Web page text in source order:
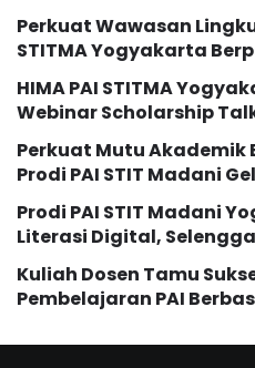
Perkuat Wawasan
STITMA Yogyakarta
Seminar Internasional
Eco Theology Education”
HIMA PAI STITMA
Webinar Scholarship
Peluang Studi Lanjut
Perkuat Mutu Akademik
Prodi PAI STIT Madani
dan Evaluasi Kurikulum
Prodi PAI STIT Madani
Literasi Digital,
Pemanfaatan AI bagi
Kuliah Dosen Tamu
Pembelajaran PAI